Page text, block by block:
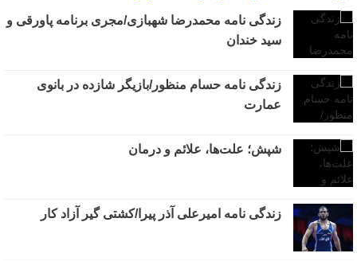
زندگی نامه محمدرضا شهبازی/مجری برنامه پاورقی و
سید خندان
زندگی نامه حسام منظور/بازیگر شازده در بانوی
عمارت
شپش؛ علت‌ها، علائم و درمان
زندگی نامه امیرعلی آذر پیرا/کشتی گیر آزاد کار